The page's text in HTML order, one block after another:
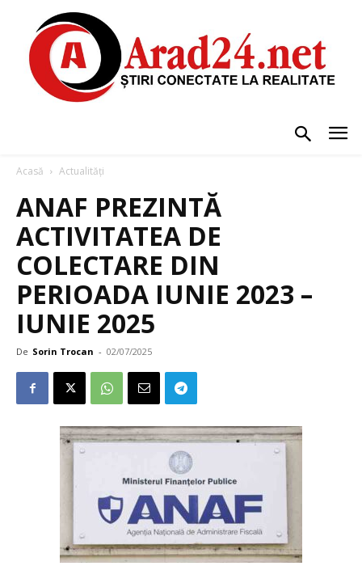
Acasă Actualități
ANAF PREZINTĂ
ACTIVITATEA DE
COLECTARE DIN
PERIOADA IUNIE 2023 –
IUNIE 2025
De Sorin Trocan - 02/07/2025